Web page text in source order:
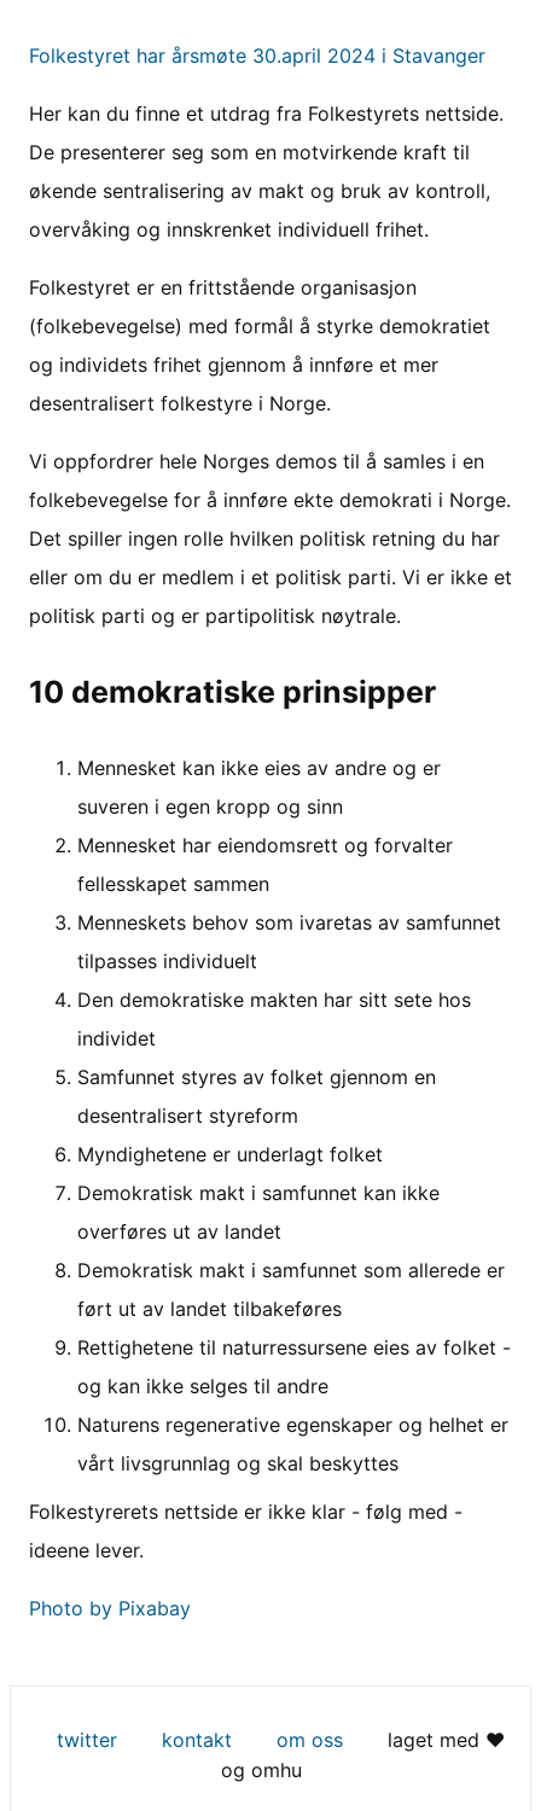
Folkestyret har årsmøte 30.april 2024 i Stavanger
Her kan du finne et utdrag fra Folkestyrets nettside.
De presenterer seg som en motvirkende kraft til
økende sentralisering av makt og bruk av kontroll,
overvåking og innskrenket individuell frihet.
Folkestyret er en frittstående organisasjon
(folkebevegelse) med formål å styrke demokratiet
og individets frihet gjennom å innføre et mer
desentralisert folkestyre i Norge.
Vi oppfordrer hele Norges demos til å samles i en
folkebevegelse for å innføre ekte demokrati i Norge.
Det spiller ingen rolle hvilken politisk retning du har
eller om du er medlem i et politisk parti. Vi er ikke et
politisk parti og er partipolitisk nøytrale.
10 demokratiske prinsipper
Mennesket kan ikke eies av andre og er
suveren i egen kropp og sinn
Mennesket har eiendomsrett og forvalter
fellesskapet sammen
Menneskets behov som ivaretas av samfunnet
tilpasses individuelt
Den demokratiske makten har sitt sete hos
individet
Samfunnet styres av folket gjennom en
desentralisert styreform
Myndighetene er underlagt folket
Demokratisk makt i samfunnet kan ikke
overføres ut av landet
Demokratisk makt i samfunnet som allerede er
ført ut av landet tilbakeføres
Rettighetene til naturressursene eies av folket -
og kan ikke selges til andre
Naturens regenerative egenskaper og helhet er
vårt livsgrunnlag og skal beskyttes
Folkestyrerets nettside er ikke klar - følg med -
ideene lever.
Photo by Pixabay
twitter kontakt om oss
laget med ♥
og omhu